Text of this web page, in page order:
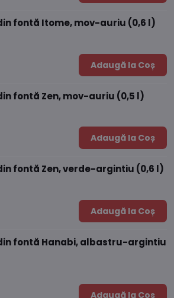
fontă Itome, mov-auriu (0,6 l)
Adaugă la Coș
fontă Zen, mov-auriu (0,5 l)
Adaugă la Coș
fontă Zen, verde-argintiu (0,6 l)
Adaugă la Coș
fontă Hanabi, albastru-argintiu
Adaugă la Coș